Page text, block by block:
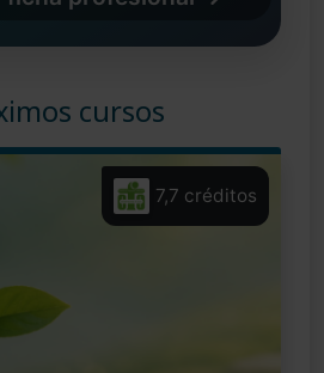
cursos
7,7 créditos